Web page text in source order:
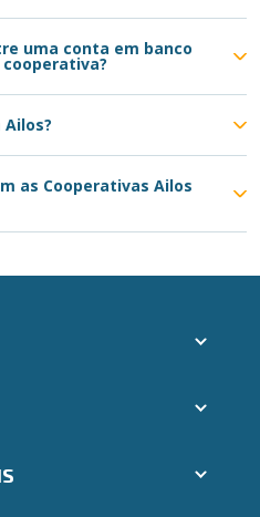
uma conta em banco
as Cooperativas Ailos